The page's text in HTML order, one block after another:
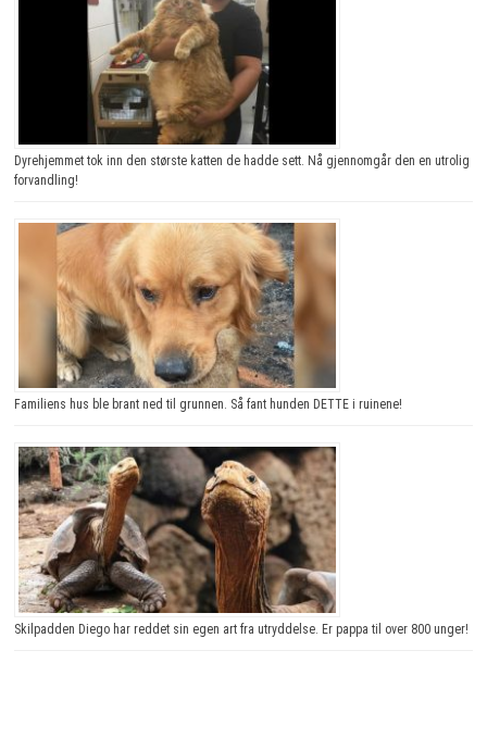
Dyrehjemmet tok inn den største katten de hadde sett. Nå gjennomgår den en utrolig
forvandling!
Familiens hus ble brant ned til grunnen. Så fant hunden DETTE i ruinene!
Skilpadden Diego har reddet sin egen art fra utryddelse. Er pappa til over 800 unger!